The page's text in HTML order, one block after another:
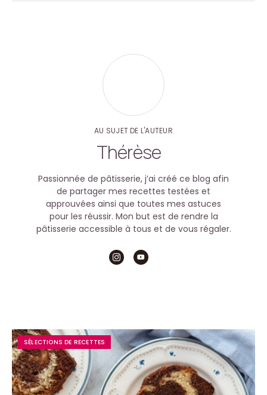
AU SUJET DE L'AUTEUR
Thérèse
Passionnée de pâtisserie, j’ai créé ce blog afin
de partager mes recettes testées et
approuvées ainsi que toutes mes astuces
pour les réussir. Mon but est de rendre la
pâtisserie accessible à tous et de vous régaler.
SÉLECTIONS DE RECETTES